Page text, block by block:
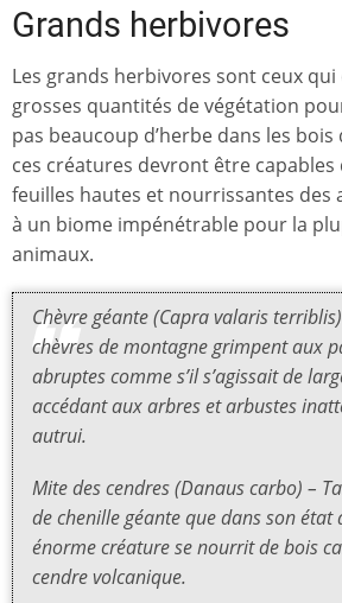
Grands herbivores
Les grands herbivores sont ceux
grosses quantités de végétation
pas beaucoup d’herbe dans les
ces créatures devront être capables
feuilles hautes et nourrissantes des
à un biome impénétrable pour la
animaux.
Chèvre géante (Capra valaris
chèvres de montagne grimpent aux
abruptes comme s’il s’agissait de
accédant aux arbres et arbustes
autrui.
Mite des cendres (Danaus carbo) –
de chenille géante que dans son état
énorme créature se nourrit de bois
cendre volcanique.